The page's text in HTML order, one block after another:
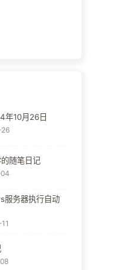
年10月26日
随笔日记
服务器执行自动